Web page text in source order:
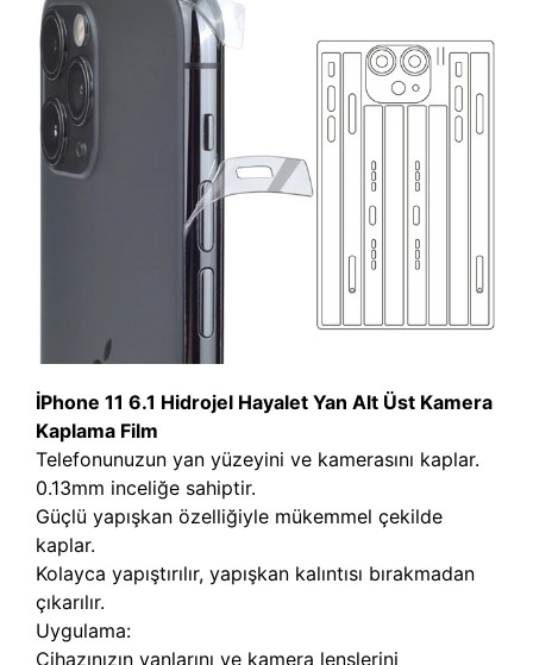
İPhone 11 6.1 Hidrojel Hayalet Yan Alt Üst Kamera
Kaplama Film
Telefonunuzun yan yüzeyini ve kamerasını kaplar.
0.13mm inceliğe sahiptir.
Güçlü yapışkan özelliğiyle mükemmel çekilde
kaplar.
Kolayca yapıştırılır, yapışkan kalıntısı bırakmadan
çıkarılır.
Uygulama:
Cihazınızın yanlarını ve kamera lenslerini